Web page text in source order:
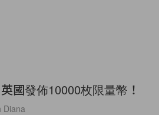
國發佈10000枚限量幣！
Diana